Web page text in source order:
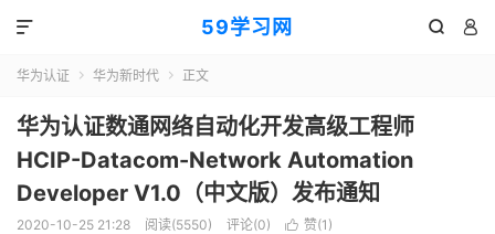
59学习网  

华为认证  华为新时代  正文
华为认证数通网络自动化开发高级工程师
HCIP-Datacom-Network Automation
Developer V1.0（中文版）发布通知
2020-10-25 21:28 阅读(5550) 评论(0)  赞(1 )